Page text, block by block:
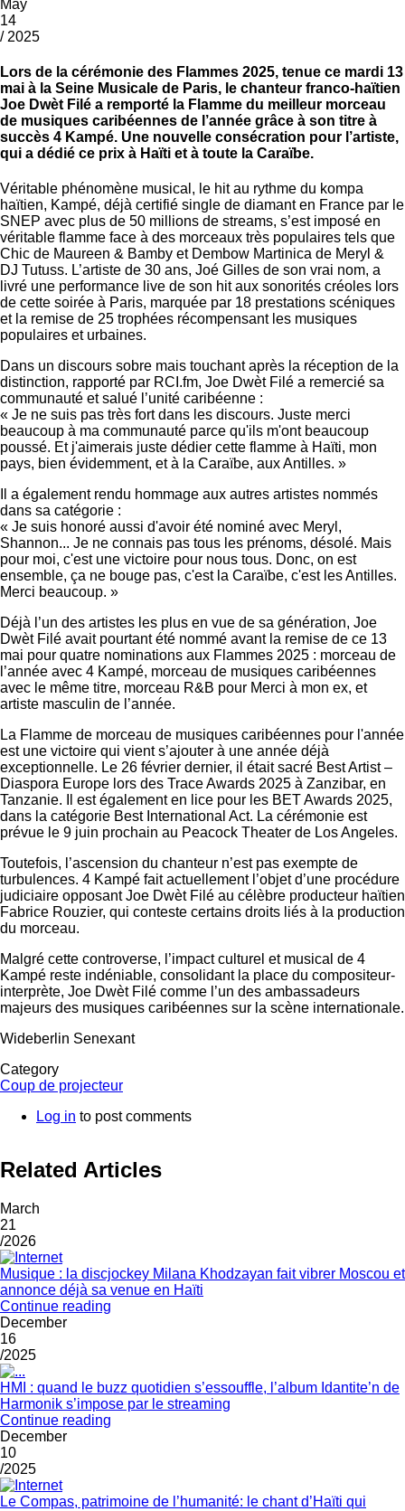
May
14
/ 2025
Lors de la cérémonie des Flammes 2025, tenue ce mardi 13
mai à la Seine Musicale de Paris, le chanteur franco-haïtien
Joe Dwèt Filé a remporté la Flamme du meilleur morceau
de musiques caribéennes de l’année grâce à son titre à
succès 4 Kampé. Une nouvelle consécration pour l’artiste,
qui a dédié ce prix à Haïti et à toute la Caraïbe.
Véritable phénomène musical, le hit au rythme du kompa
haïtien, Kampé, déjà certifié single de diamant en France par le
SNEP avec plus de 50 millions de streams, s’est imposé en
véritable flamme face à des morceaux très populaires tels que
Chic de Maureen & Bamby et Dembow Martinica de Meryl &
DJ Tutuss. L’artiste de 30 ans, Joé Gilles de son vrai nom, a
livré une performance live de son hit aux sonorités créoles lors
de cette soirée à Paris, marquée par 18 prestations scéniques
et la remise de 25 trophées récompensant les musiques
populaires et urbaines.
Dans un discours sobre mais touchant après la réception de la
distinction, rapporté par RCI.fm, Joe Dwèt Filé a remercié sa
communauté et salué l’unité caribéenne :
« Je ne suis pas très fort dans les discours. Juste merci
beaucoup à ma communauté parce qu'ils m'ont beaucoup
poussé. Et j'aimerais juste dédier cette flamme à Haïti, mon
pays, bien évidemment, et à la Caraïbe, aux Antilles. »
Il a également rendu hommage aux autres artistes nommés
dans sa catégorie :
« Je suis honoré aussi d'avoir été nominé avec Meryl,
Shannon... Je ne connais pas tous les prénoms, désolé. Mais
pour moi, c'est une victoire pour nous tous. Donc, on est
ensemble, ça ne bouge pas, c'est la Caraïbe, c'est les Antilles.
Merci beaucoup. »
Déjà l’un des artistes les plus en vue de sa génération, Joe
Dwèt Filé avait pourtant été nommé avant la remise de ce 13
mai pour quatre nominations aux Flammes 2025 : morceau de
l’année avec 4 Kampé, morceau de musiques caribéennes
avec le même titre, morceau R&B pour Merci à mon ex, et
artiste masculin de l’année.
La Flamme de morceau de musiques caribéennes pour l'année
est une victoire qui vient s’ajouter à une année déjà
exceptionnelle. Le 26 février dernier, il était sacré Best Artist –
Diaspora Europe lors des Trace Awards 2025 à Zanzibar, en
Tanzanie. Il est également en lice pour les BET Awards 2025,
dans la catégorie Best International Act. La cérémonie est
prévue le 9 juin prochain au Peacock Theater de Los Angeles.
Toutefois, l’ascension du chanteur n’est pas exempte de
turbulences. 4 Kampé fait actuellement l’objet d’une procédure
judiciaire opposant Joe Dwèt Filé au célèbre producteur haïtien
Fabrice Rouzier, qui conteste certains droits liés à la production
du morceau.
Malgré cette controverse, l’impact culturel et musical de 4
Kampé reste indéniable, consolidant la place du compositeur-
interprète, Joe Dwèt Filé comme l’un des ambassadeurs
majeurs des musiques caribéennes sur la scène internationale.
Wideberlin Senexant
Category
Coup de projecteur
Log in to post comments
Related Articles
March
21
/2026
Musique : la discjockey Milana Khodzayan fait vibrer Moscou et
annonce déjà sa venue en Haïti
Continue reading
December
16
/2025
HMI : quand le buzz quotidien s’essouffle, l’album Idantite’n de
Harmonik s’impose par le streaming
Continue reading
December
10
/2025
Le Compas, patrimoine de l’humanité: le chant d’Haïti qui